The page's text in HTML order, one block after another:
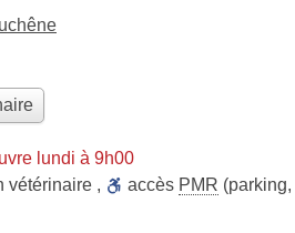
lundi à 9h00
vétérinaire , accès PMR